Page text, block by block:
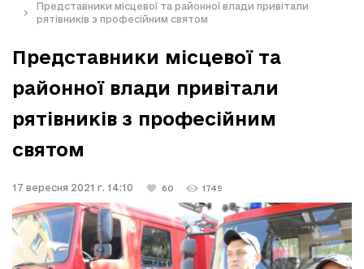
Представники місцевої та районної влади привітали
рятівників з професійним святом
Представники місцевої та
районної влади привітали
рятівників з професійним
святом
17 вересня 2021 г. 14:10 60 1749